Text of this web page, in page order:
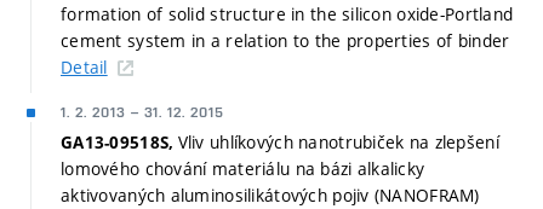
formation of solid structure in the silicon oxide-Portland
cement system in a relation to the properties of binder
Detail
1. 2. 2013 – 31. 12. 2015
GA13-09518S, Vliv uhlíkových nanotrubiček na zlepšení
lomového chování materiálu na bázi alkalicky
aktivovaných aluminosilikátových pojiv (NANOFRAM)